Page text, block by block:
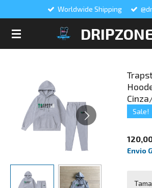
Worldwide Shipping
Sale!
Envio